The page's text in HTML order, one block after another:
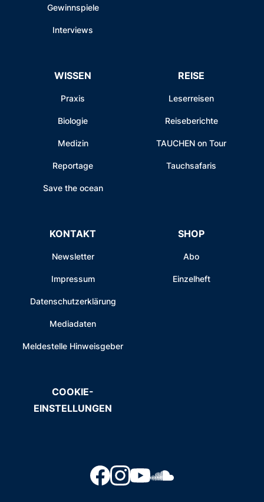
Gewinnspiele
Interviews
WISSEN
Praxis
Biologie
Medizin
Reportage
Save the ocean
REISE
Leserreisen
Reiseberichte
TAUCHEN on Tour
Tauchsafaris
KONTAKT
Newsletter
Impressum
Datenschutzerklärung
Mediadaten
Meldestelle Hinweisgeber
SHOP
Abo
Einzelheft
COOKIE-
EINSTELLUNGEN